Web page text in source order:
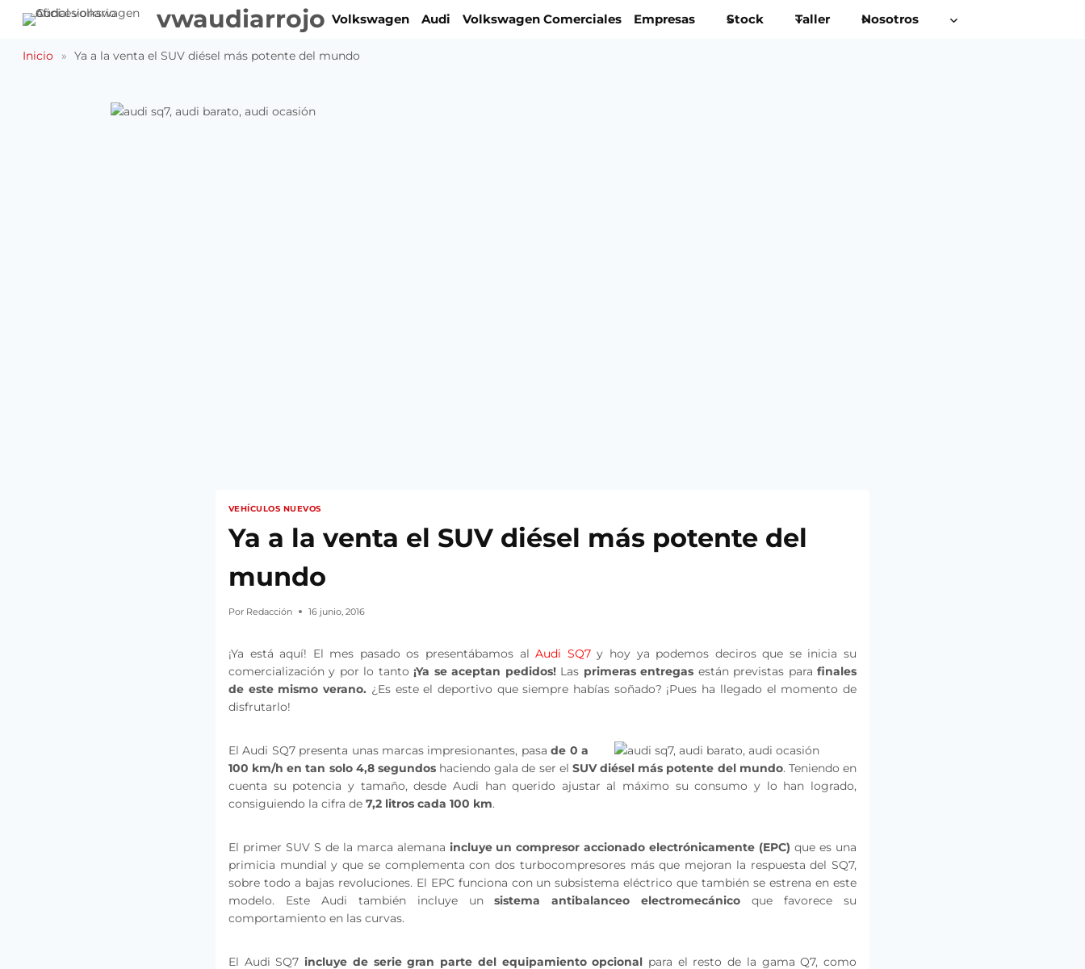
vwaudiarrojo Volkswagen Audi Volkswagen Comerciales Empresas Stock Taller Nosotros
Inicio » Ya a la venta el SUV diésel más potente del mundo
VEHÍCULOS NUEVOS
Ya a la venta el SUV diésel más potente del
mundo
Por Redacción 16 junio, 2016
¡Ya está aquí! El mes pasado os presentábamos al Audi SQ7y hoy ya podemos deciros que se inicia su
comercialización y por lo tanto¡Ya se aceptan pedidos!Las primeras entregas están previstas parafinales
de este mismo verano. ¿Es este el deportivo que siempre habías soñado? ¡Pues ha llegado el momento de
disfrutarlo!
El Audi SQ7 presenta unas marcas impresionantes, pasade 0 a
100 km/h en tan solo 4,8 segundoshaciendo gala de ser el SUV diésel más potente del mundo. Teniendo en
cuenta su potencia y tamaño, desde Audi han querido ajustar al máximo su consumo y lo han logrado,
consiguiendo la cifra de 7,2 litros cada 100 km.
El primer SUV S de la marca alemana incluye un compresor accionado electrónicamente (EPC) que es una
primicia mundial y que se complementa con dos turbocompresores más que mejoran la respuesta del SQ7,
sobre todo a bajas revoluciones. El EPC funciona con un subsistema eléctrico que también se estrena en este
modelo. Este Audi también incluye unsistema antibalanceo electromecánico que favorece su
comportamiento en las curvas.
El Audi SQ7 incluye de serie gran parte del equipamiento opcional para el resto de la gama Q7, como